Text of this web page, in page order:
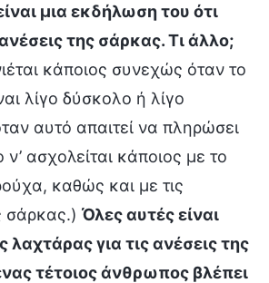
μια εκδήλωση του ότι
της σάρκας. Τι άλλο;
κάποιος συνεχώς όταν το
λίγο δύσκολο ή λίγο
αυτό απαιτεί να πληρώσει
ασχολείται κάποιος με το
καθώς και με τις
σάρκας.) Όλες αυτές είναι
λαχτάρας για τις ανέσεις της
τέτοιος άνθρωπος βλέπει